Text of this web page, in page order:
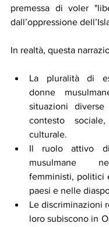
premessa di voler
dall’oppressione
In realtà, questa
La pluralità di
donne
situazioni
contesto
culturale.
Il ruolo attivo
musulmane
femministi, politici
paesi e nelle
Le discriminazioni
loro subiscono in